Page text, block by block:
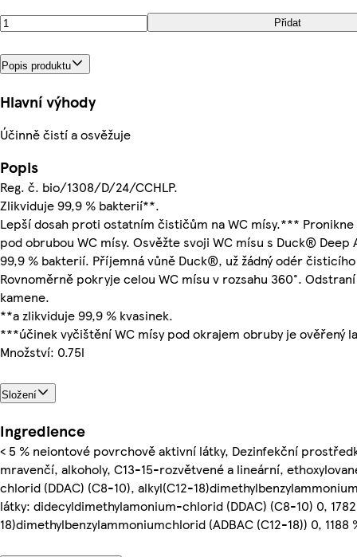
Přidat
Popis produktu
Hlavní výhody
Účinně čistí a osvěžuje
Popis
Reg. č. bio/1308/D/24/CCHLP.
Zlikviduje 99,9 % bakterií**.
Lepší dosah proti ostatním čističům na WC mísy.***
pod obrubou WC mísy. Osvěžte svoji WC mísu s Duck®
99,9 % bakterií. Příjemná vůně Duck®, už žádný odér
Rovnoměrně pokryje celou WC mísu v rozsahu 360°.
kamene.
**a zlikviduje 99,9 % kvasinek.
***účinek vyčištění WC mísy pod okrajem obruby je ověřený
Množství: 0.75l
Složení
Ingredience
< 5 % neiontové povrchově aktivní látky, Dezinfekční
mravenčí, alkoholy, C13-15-rozvětvené a lineární,
chlorid (DDAC) (C8-10), alkyl(C12-
látky: didecyldimethylamonium-chlorid (DDAC) (C8-10) 0,
18)dimethylbenzylammoniumchlorid (ADBAC (C12-18)) 0, 1188